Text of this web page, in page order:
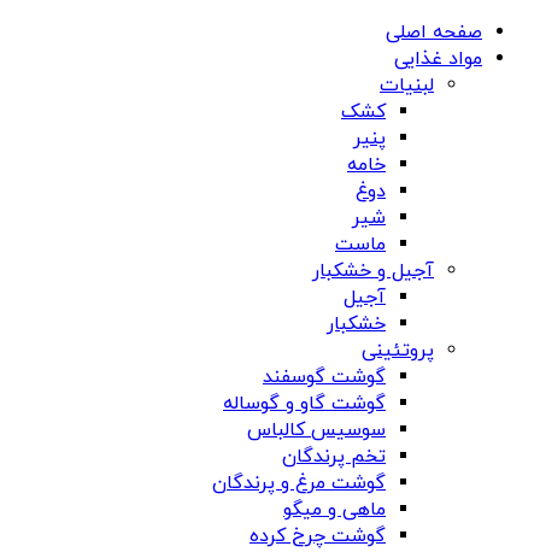
صفحه اصلی
مواد غذایی
لبنیات
کشک
پنیر
خامه
دوغ
شیر
ماست
آجیل و خشکبار
آجیل
خشکبار
پروتئینی
گوشت گوسفند
گوشت گاو و گوساله
سوسیس کالباس
تخم پرندگان
گوشت مرغ و پرندگان
ماهی و میگو
گوشت چرخ کرده